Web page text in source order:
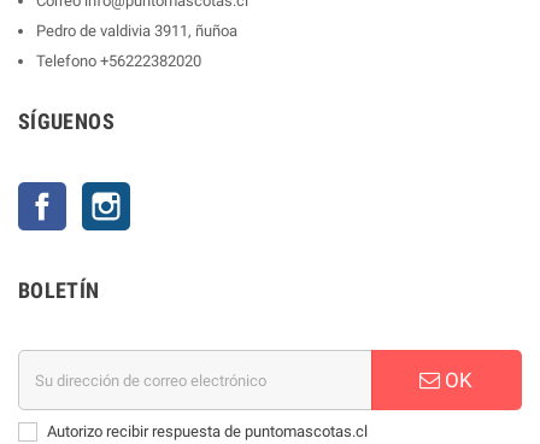
Pedro de valdivia 3911, ñuñoa
Telefono +56222382020
SÍGUENOS
Facebook
BOLETÍN
OK
Autorizo recibir respuesta de puntomascotas.cl